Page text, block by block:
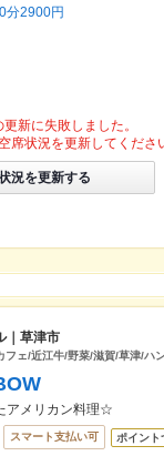
分2900円
新に失敗しました。
席状況を更新してくださ
況を更新する
｜草津市
フェ/近江牛/野菜/滋賀/草津/ハ
アメリカン料理☆
スマート支払い可 ポイント